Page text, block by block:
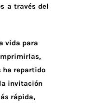
a través del
vida para
ha repartido
invitación
rápida,